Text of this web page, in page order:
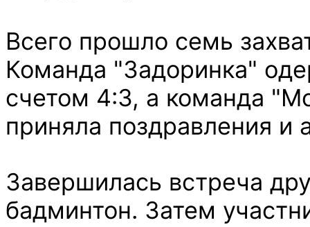
Всего прошло семь
Команда "Задоринка"
счетом 4:3, а команда
приняла поздравления и
Завершилась встреча
бадминтон. Затем